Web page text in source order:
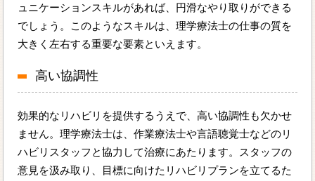
ュニケーションスキルがあれば、円滑なやり取りができる
でしょう。このようなスキルは、理学療法士の仕事の質を
大きく左右する重要な要素といえます。
高い協調性
効果的なリハビリを提供するうえで、高い協調性も欠かせ
ません。理学療法士は、作業療法士や言語聴覚士などのリ
ハビリスタッフと協力して治療にあたります。スタッフの
意見を汲み取り、目標に向けたリハビリプランを立てるた